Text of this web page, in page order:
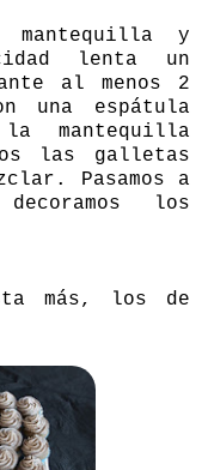
y
lenta un
al menos 2
una espátula
mantequilla
las galletas
Pasamos a
los
más, los de